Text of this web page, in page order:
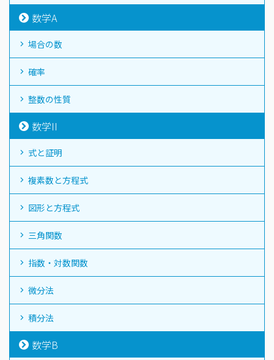
数学A
場合の数
確率
整数の性質
数学II
式と証明
複素数と方程式
図形と方程式
三角関数
指数・対数関数
微分法
積分法
数学B